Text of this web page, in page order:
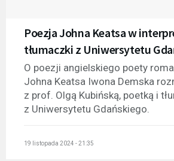
Poezja Johna Keatsa w
tłumaczki z Uniwersytetu
O poezji angielskiego poety
Johna Keatsa Iwona Demska
z prof. Olgą Kubińską, poetką i
z Uniwersytetu Gdańskiego.
19 listopada 2024 - 21:35